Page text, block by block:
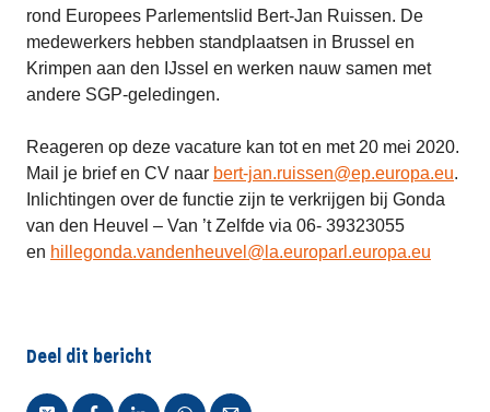
rond Europees Parlementslid Bert-Jan Ruissen. De
medewerkers hebben standplaatsen in Brussel en
Krimpen aan den IJssel en werken nauw samen met
andere SGP-geledingen.
Reageren op deze vacature kan tot en met 20 mei 2020.
Mail je brief en CV naar bert-jan.ruissen@ep.europa.eu.
Inlichtingen over de functie zijn te verkrijgen bij Gonda
van den Heuvel – Van ’t Zelfde via 06- 39323055
en hillegonda.vandenheuvel@la.europarl.europa.eu
Deel dit bericht